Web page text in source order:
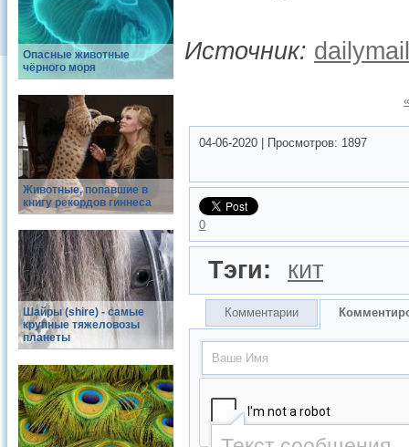
Опасные животные
чёрного моря
Животные, попавшие в
книгу рекордов гиннеса
Шайры (shire) - самые
крупные тяжеловозы
планеты
Источник:
04-06-2020 Просмотров: 1897
0
Тэги: кит
Комментарии